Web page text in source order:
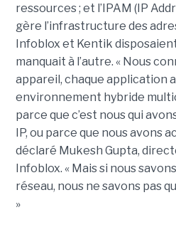
ressources ; et l’IPAM (IP
gère l’infrastructure des
Infoblox et Kentik
manquait à l’autre. « Nous
appareil, chaque application
environnement hybride
parce que c’est nous qui
IP, ou parce que nous avons
déclaré Mukesh Gupta,
Infoblox. « Mais si nous
réseau, nous ne savons pas
»